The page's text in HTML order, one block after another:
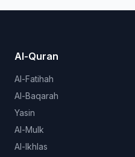
Al-Quran
Al-Fatihah
Al-Baqarah
Yasin
Al-Mulk
Al-Ikhlas